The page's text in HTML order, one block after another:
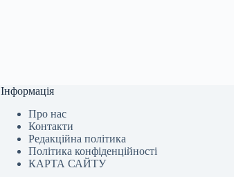
Інформація
Про нас
Контакти
Редакційна політика
Політика конфіденційності
КАРТА САЙТУ